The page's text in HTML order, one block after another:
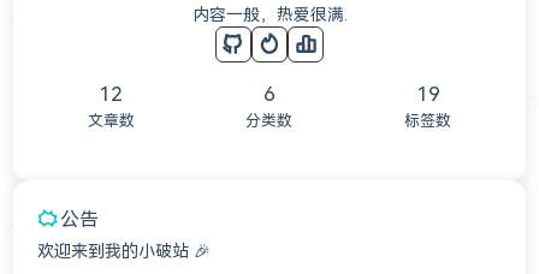
内容一般，热爱很满.
12
文章数
6
分类数
19
标签数
公告
欢迎来到我的小破站 🎉